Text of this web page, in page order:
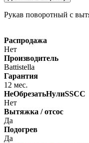
Рукав поворотный с
Распродажа
Нет
Производитель
Battistella
Гарантия
12 мес.
НеОбрезатьНулиSSCC
Нет
Вытяжка / отсос
Да
Подогрев
Да